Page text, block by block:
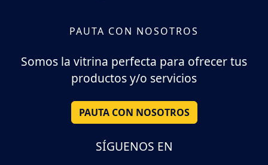
PAUTA CON NOSOTROS
Somos la vitrina perfecta para ofrecer tus
productos y/o servicios
PAUTA CON NOSOTROS
SÍGUENOS EN